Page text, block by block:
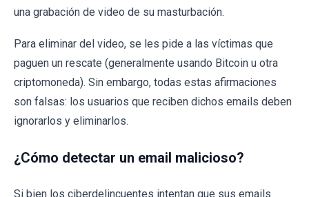
una grabación de video de su masturbación.
Para eliminar del video, se les pide a las víctimas que
paguen un rescate (generalmente usando Bitcoin u otra
criptomoneda). Sin embargo, todas estas afirmaciones
son falsas: los usuarios que reciben dichos emails deben
ignorarlos y eliminarlos.
¿Cómo detectar un email malicioso?
Si bien los ciberdelincuentes intentan que sus emails